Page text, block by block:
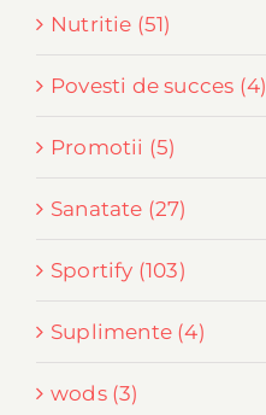
Nutritie (51)
Povesti de succes (4)
Promotii (5)
Sanatate (27)
Sportify (103)
Suplimente (4)
wods (3)